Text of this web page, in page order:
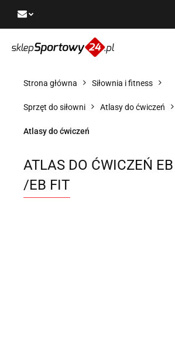
Dodaj
Strona główna Siłownia i fitness
Sprzęt do siłowni Atlasy do ćwiczeń
Atlasy do ćwiczeń
ATLAS DO ĆWICZEŃ
/EB FIT